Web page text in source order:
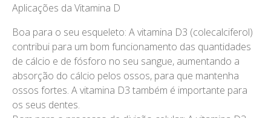
Aplicações da Vitamina D
Boa para o seu esqueleto: A vitamina D3 (colecalciferol)
contribui para um bom funcionamento das quantidades
de cálcio e de fósforo no seu sangue, aumentando a
absorção do cálcio pelos ossos, para que mantenha
ossos fortes. A vitamina D3 também é importante para
os seus dentes.